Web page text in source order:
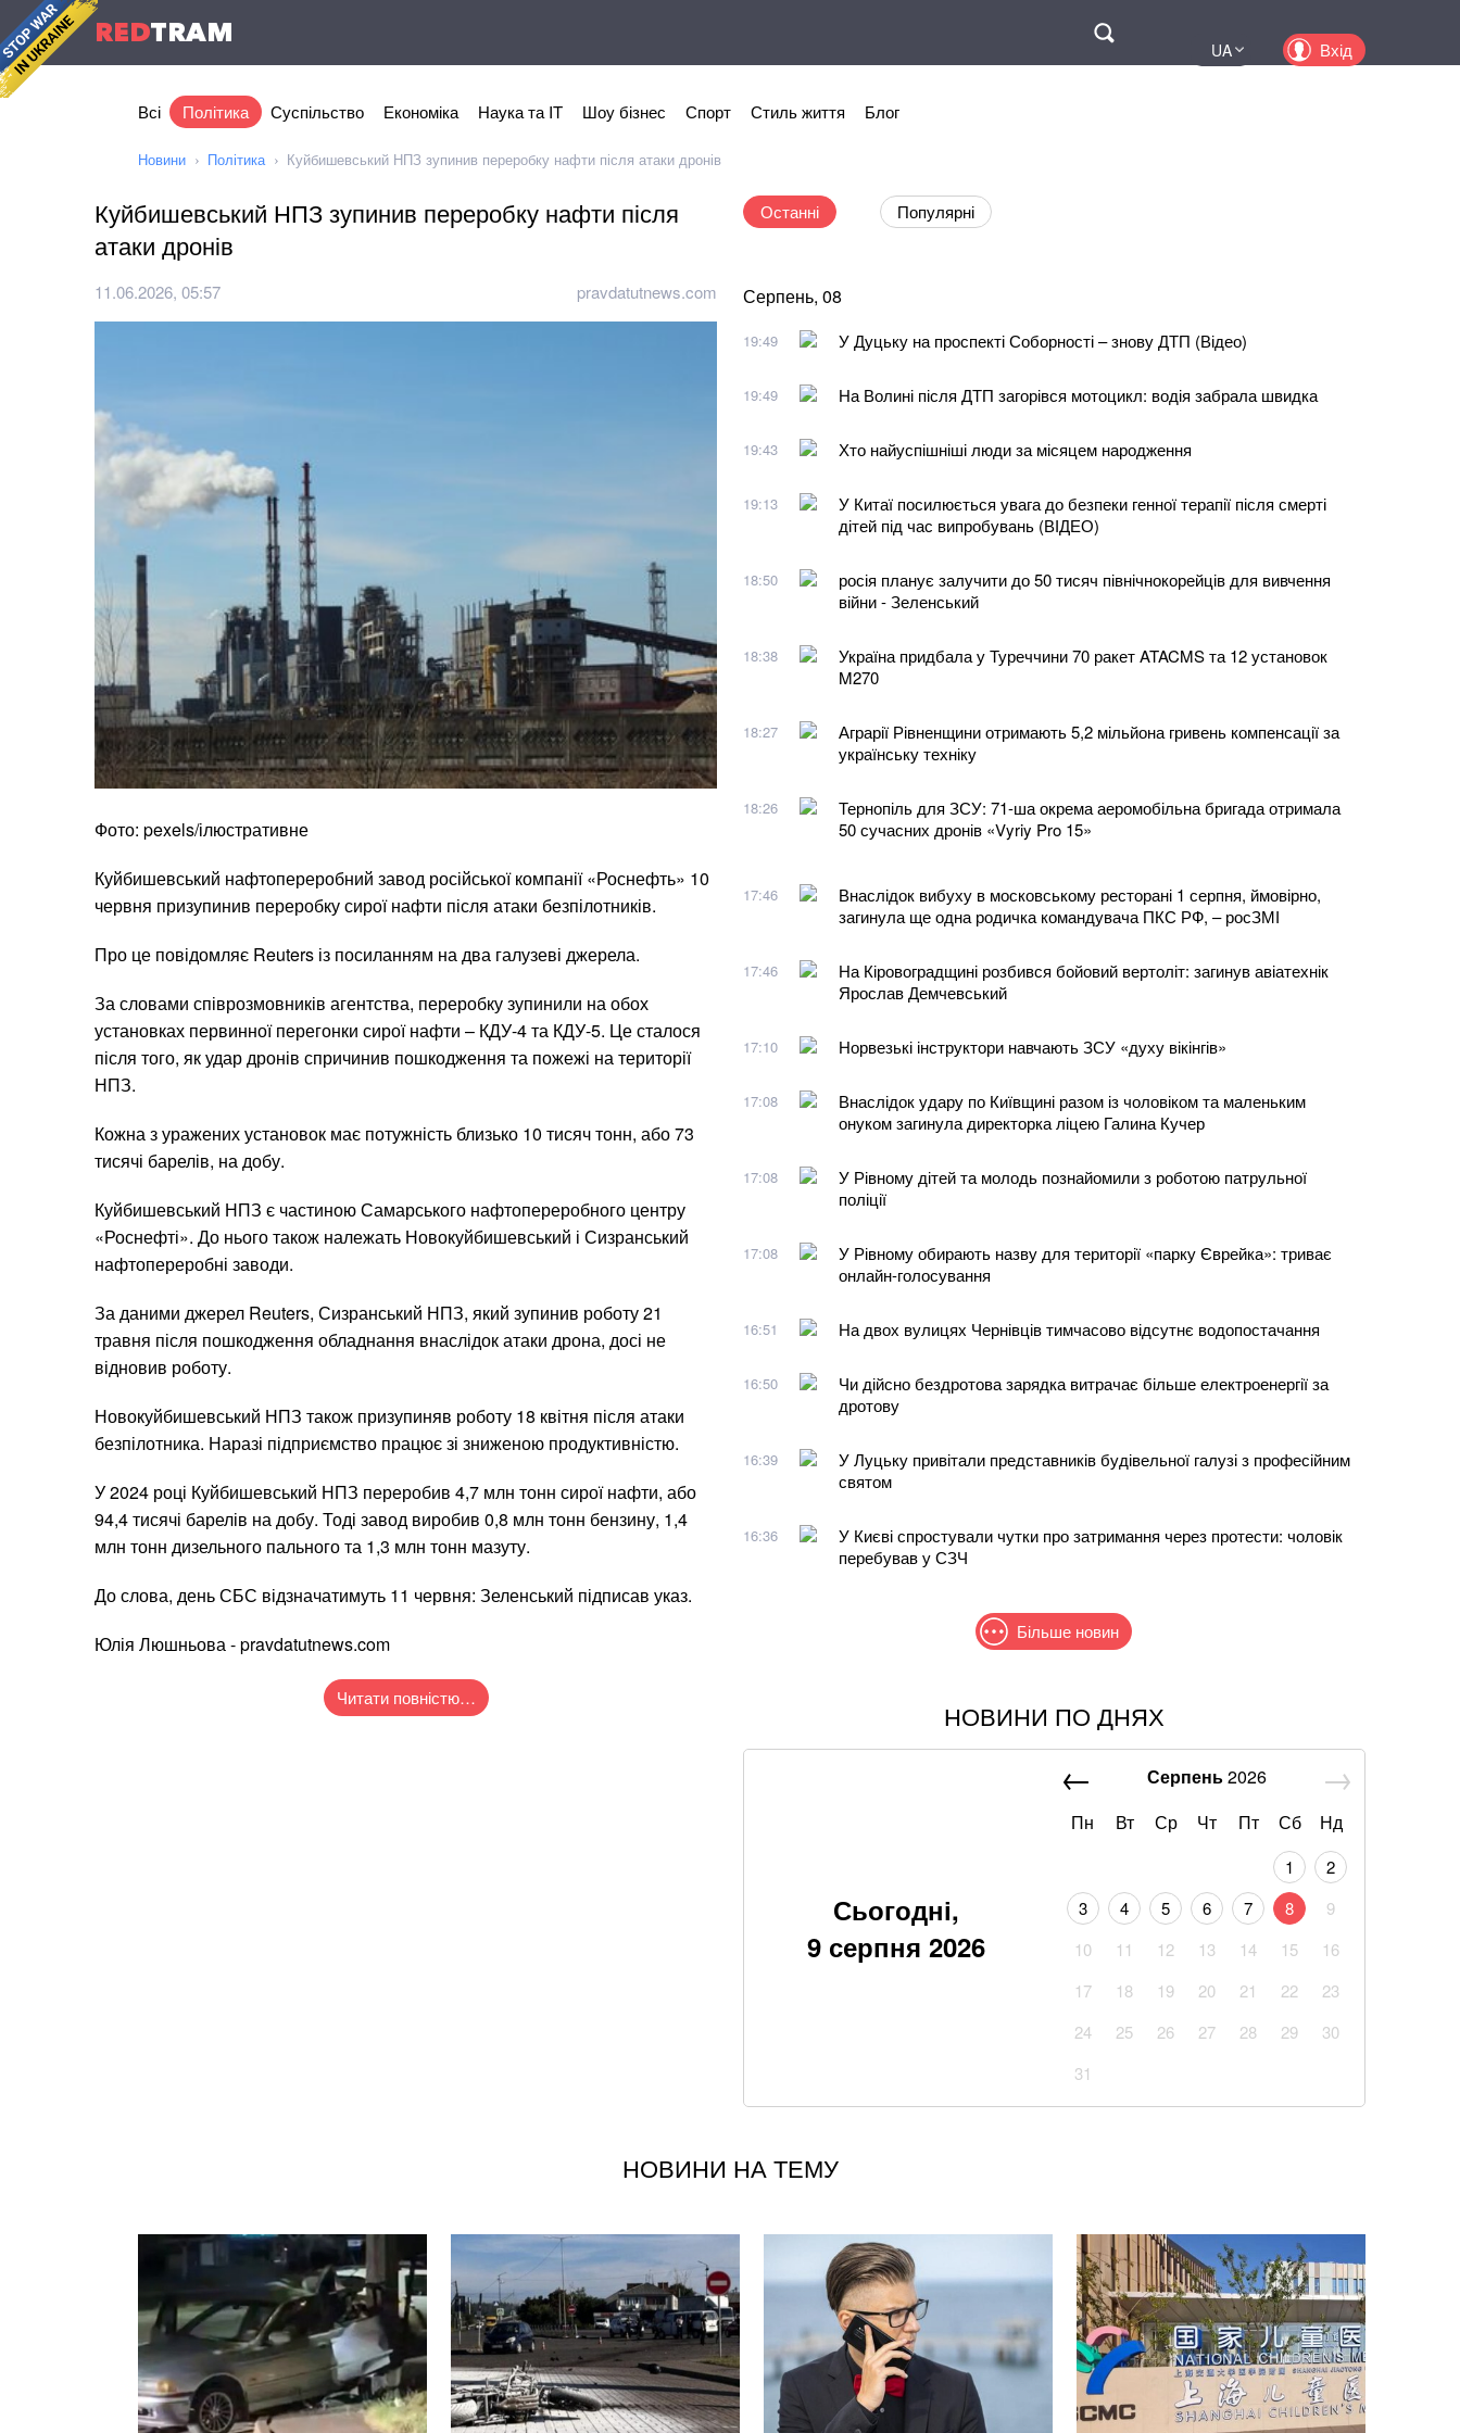
REDTRAM
UA
Вхід
Всі Політика Суспільство Економіка Наука та IT Шоу бізнес Спорт Стиль життя Блог
Новини Політика Куйбишевський НПЗ зупинив переробку нафти після атаки дронів
Куйбишевський НПЗ зупинив переробку нафти після
атаки дронів
11.06.2026, 05:57 pravdatutnews.com
Фото: pexels/ілюстративне
Куйбишевський нафтопереробний завод російської компанії «Роснефть» 10
червня призупинив переробку сирої нафти після атаки безпілотників.
Про це повідомляє Reuters із посиланням на два галузеві джерела.
За словами співрозмовників агентства, переробку зупинили на обох
установках первинної перегонки сирої нафти – КДУ-4 та КДУ-5. Це сталося
після того, як удар дронів спричинив пошкодження та пожежі на території
НПЗ.
Кожна з уражених установок має потужність близько 10 тисяч тонн, або 73
тисячі барелів, на добу.
Куйбишевський НПЗ є частиною Самарського нафтопереробного центру
«Роснефті». До нього також належать Новокуйбишевський і Сизранський
нафтопереробні заводи.
За даними джерел Reuters, Сизранський НПЗ, який зупинив роботу 21
травня після пошкодження обладнання внаслідок атаки дрона, досі не
відновив роботу.
Новокуйбишевський НПЗ також призупиняв роботу 18 квітня після атаки
безпілотника. Наразі підприємство працює зі зниженою продуктивністю.
У 2024 році Куйбишевський НПЗ переробив 4,7 млн тонн сирої нафти, або
94,4 тисячі барелів на добу. Тоді завод виробив 0,8 млн тонн бензину, 1,4
млн тонн дизельного пального та 1,3 млн тонн мазуту.
До слова, день СБС відзначатимуть 11 червня: Зеленський підписав указ.
Юлія Люшньова - pravdatutnews.com
Читати повністю…
Останні Популярні
Серпень, 08
19:49 У Дуцьку на проспекті Соборності – знову ДТП (Відео)
19:49 На Волині після ДТП загорівся мотоцикл: водія забрала швидка
19:43 Хто найуспішніші люди за місяцем народження
19:13
У Китаї посилюється увага до безпеки генної терапії після смерті
дітей під час випробувань (ВІДЕО)
18:50
росія планує залучити до 50 тисяч північнокорейців для вивчення
війни - Зеленський
18:38
Україна придбала у Туреччини 70 ракет ATACMS та 12 установок
M270
18:27
Аграрії Рівненщини отримають 5,2 мільйона гривень компенсації за
українську техніку
18:26
Тернопіль для ЗСУ: 71-ша окрема аеромобільна бригада отримала
50 сучасних дронів «Vyriy Pro 15»
17:46
Внаслідок вибуху в московському ресторані 1 серпня, ймовірно,
загинула ще одна родичка командувача ПКС РФ, – росЗМІ
17:46
На Кіровоградщині розбився бойовий вертоліт: загинув авіатехнік
Ярослав Демчевський
17:10 Норвезькі інструктори навчають ЗСУ «духу вікінгів»
17:08
Внаслідок удару по Київщині разом із чоловіком та маленьким
онуком загинула директорка ліцею Галина Кучер
17:08
У Рівному дітей та молодь познайомили з роботою патрульної
поліції
17:08
У Рівному обирають назву для території «парку Єврейка»: триває
онлайн-голосування
16:51 На двох вулицях Чернівців тимчасово відсутнє водопостачання
16:50
Чи дійсно бездротова зарядка витрачає більше електроенергії за
дротову
16:39
У Луцьку привітали представників будівельної галузі з професійним
святом
16:36
У Києві спростували чутки про затримання через протести: чоловік
перебував у СЗЧ
Більше новин
Генетика Віталія дивує: ексдружина Кличка показала вирослих
Понад 9,2 млрд грн: що відомо про нову гучну справу "ПриватБанку"
Зеленський та Сибіга відреагували на ухвалення «пекельних
Хацкевич: Гуцуляк навіть не прийшов потиснути руку президенту
Ракетний удар по Київщині знищив склади великих компаній: які
наслідки для бізнесу
«Це тактична маячня». Кравець жорстко розкритикував Динамо
після перемоги над Карабахом
Літній хіт: салат із кавуном, який готується за 10 хвилин
НОВИНИ ПО ДНЯХ
Сьогодні,
9 серпня 2026
Серпень2026
Пн
Вт Ср Чт Пт Сб Нд
1
2
3
4 5 6 7 8
9
10
11 12 13 14 15
16
17
18 19 20 21 22
23
24
25 26 27 28 29
30
31
НОВИНИ НА ТЕМУ